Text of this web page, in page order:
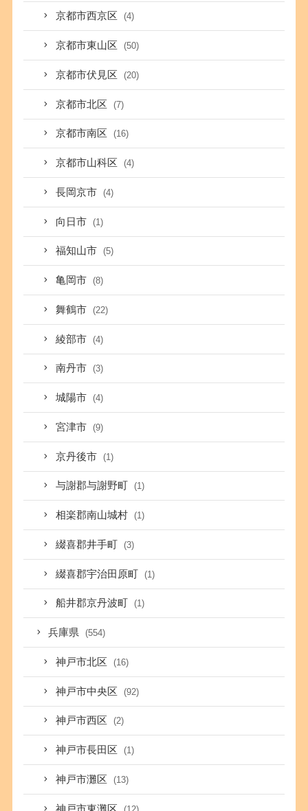
京都市西京区 (4)
京都市東山区 (50)
京都市伏見区 (20)
京都市北区 (7)
京都市南区 (16)
京都市山科区 (4)
長岡京市 (4)
向日市 (1)
福知山市 (5)
亀岡市 (8)
舞鶴市 (22)
綾部市 (4)
南丹市 (3)
城陽市 (4)
宮津市 (9)
京丹後市 (1)
与謝郡与謝野町 (1)
相楽郡南山城村 (1)
綴喜郡井手町 (3)
綴喜郡宇治田原町 (1)
船井郡京丹波町 (1)
兵庫県 (554)
神戸市北区 (16)
神戸市中央区 (92)
神戸市西区 (2)
神戸市長田区 (1)
神戸市灘区 (13)
神戸市東灘区